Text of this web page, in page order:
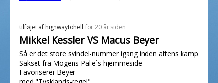
tilføjet af highwaytohell for 20 år siden
Mikkel Kessler VS Macus Beyer
Så er det store svindel-nummer igang inden aftens kamp
Sakset fra Mogens Palle`s hjemmeside
Favoriserer Beyer